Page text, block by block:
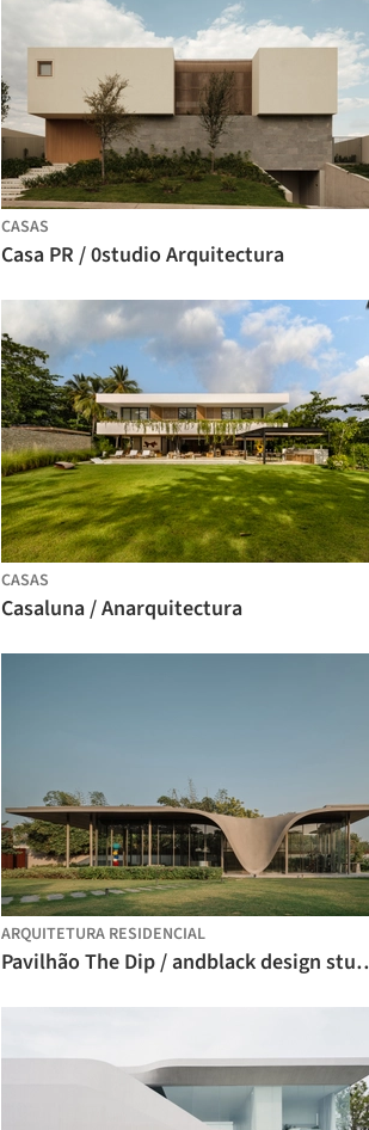
CASAS
Casa PR / 0studio Arquitectura
CASAS
Casaluna / Anarquitectura
ARQUITETURA RESIDENCIAL
Pavilhão The